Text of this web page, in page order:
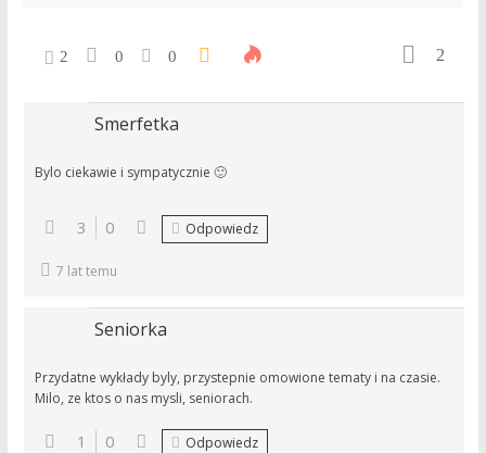
2 0 0 2
Smerfetka
Bylo ciekawie i sympatycznie 🙂
3 0 Odpowiedz
7 lat temu
Seniorka
Przydatne wykłady byly, przystepnie omowione tematy i na czasie.
Milo, ze ktos o nas mysli, seniorach.
1 0 Odpowiedz